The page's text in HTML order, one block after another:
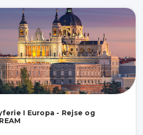
I Europa - Rejse og